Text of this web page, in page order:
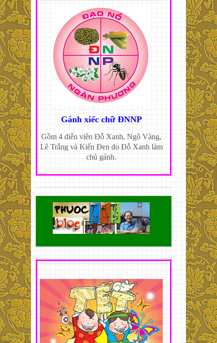
Gánh xiếc chữ ĐNNP
Gồm 4 diễn viên Đỗ Xanh, Ngô Vàng,
Lê Trắng và Kiến Đen do Đỗ Xanh làm
chủ gánh.